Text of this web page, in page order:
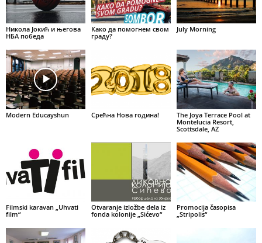
Никола Јокић и његова
НБА победа
Како да помогнем свом
граду?
July Morning
Modern Educayshun Срећна Нова година!
The Joya Terrace Pool at
Montelucia Resort,
Scottsdale, AZ
Filmski karavan „Uhvati
film“
Otvaranje izložbe dela iz
fonda kolonije „Sićevo“
Promocija časopisa
„Stripolis“